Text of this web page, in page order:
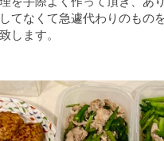
てなくて急遽代わりのもの
します。
ース
バーグ